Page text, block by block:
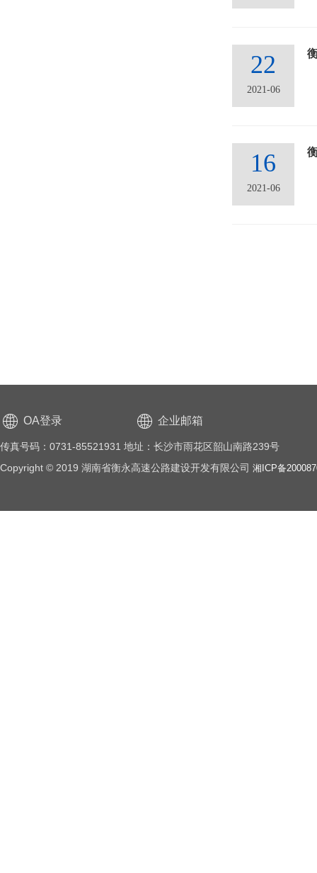
22
2021-06
16
2021-06
OA登录 企业邮箱
传真号码：0731-85521931 地址：长沙市雨花区韶山南路239号
Copyright © 2019 湖南省衡永高速公路建设开发有限公司 湘ICP备